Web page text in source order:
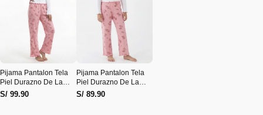
Pijama Pantalon Tela
Piel Durazno De La
Vaquera Jessie
S/ 99.90
Pijama Pantalon Tela
Piel Durazno De La
Vaquera Jessie
S/ 89.90